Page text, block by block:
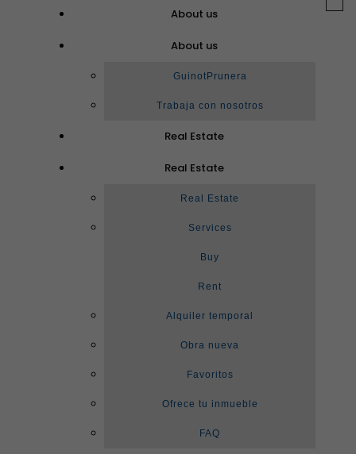
About us
About us
GuinotPrunera
Trabaja con nosotros
Real Estate
Real Estate
Real Estate
Services
Buy
Rent
Alquiler temporal
Obra nueva
Favoritos
Ofrece tu inmueble
FAQ